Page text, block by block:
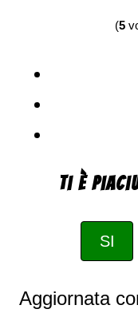
(5
Ti è
SI
Aggiornata